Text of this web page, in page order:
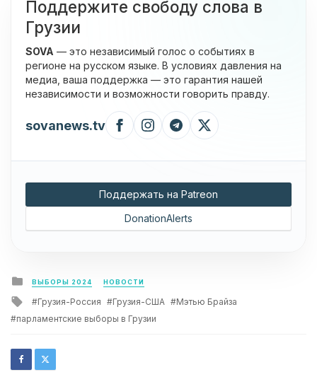
Поддержите свободу слова в
Грузии
SOVA — это независимый голос о событиях в
регионе на русском языке. В условиях давления на
медиа, ваша поддержка — это гарантия нашей
независимости и возможности говорить правду.
sovanews.tv
Поддержать на Patreon
DonationAlerts
Posted
in
ВЫБОРЫ 2024 НОВОСТИ
Tagged
Грузия-Россия Грузия-США
Мэтью Брайза
парламентские выборы в Грузии